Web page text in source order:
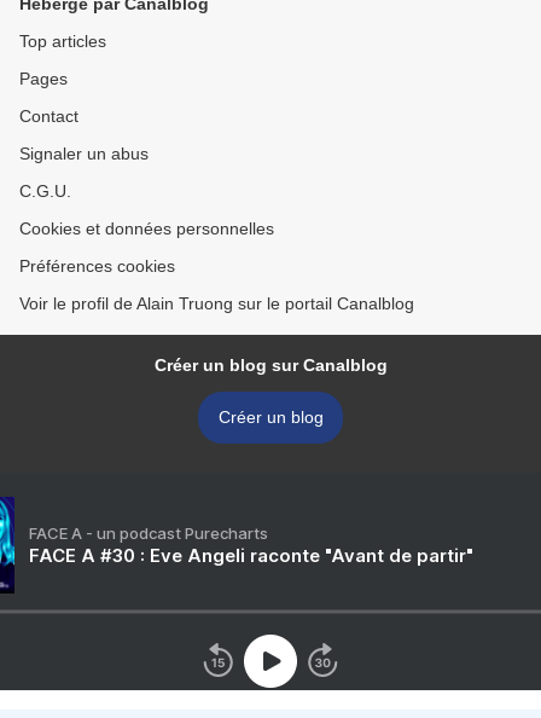
Top articles
Pages
Contact
Signaler un abus
C.G.U.
Cookies et données personnelles
Préférences cookies
Voir le profil de Alain Truong sur le portail Canalblog
Créer un blog sur Canalblog
Créer un blog
FACE A - un podcast Purecharts
FACE A #30 : Eve Angeli raconte "Avant de partir"